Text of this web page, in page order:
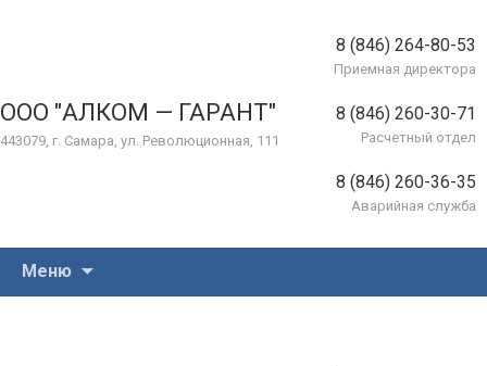
ООО "АЛКОМ — ГАРАНТ"
443079, г. Самара, ул. Революционная, 111
8 (846) 264-80-53
Приемная директора
8 (846) 260-30-71
Расчетный отдел
8 (846) 260-36-35
Аварийная служба
Меню